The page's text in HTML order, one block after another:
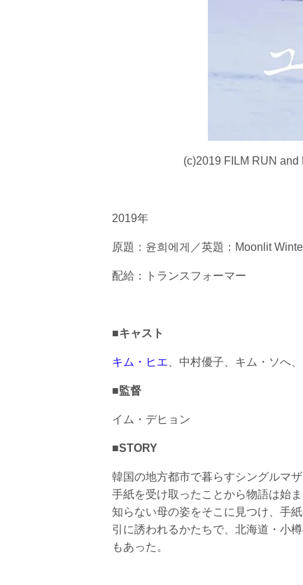
(c)2019 FILM RUN
2019年
原題：윤희에게／英題：Moonlit
配給：トランスフォーマー
■キャスト
キム・ヒエ 、中村優子、キム・ソへ
■監督
イム・デヒョン
■STORY
韓国の地方都市で暮らすシングルマ
手紙を受け取ったことから物語は始
知らない母の姿をそこに見つけ、手
引に誘われるかたちで、北海道・小
もあった。